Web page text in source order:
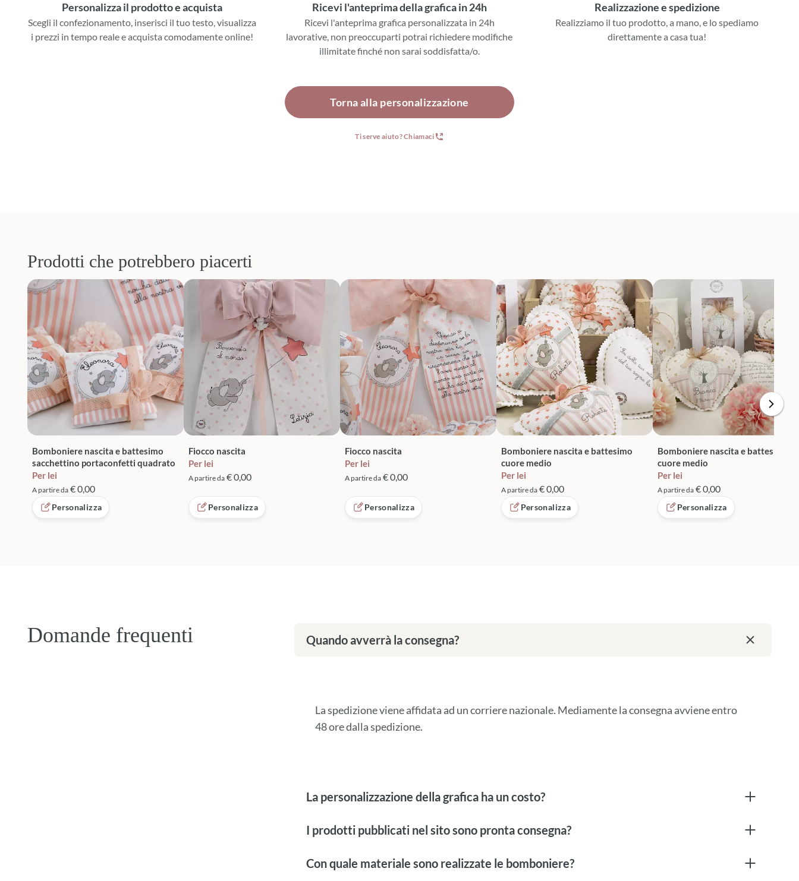
Personalizza il prodotto e acquista
Scegli il confezionamento, inserisci il tuo testo, visualizza
i prezzi in tempo reale e acquista comodamente online!
Ricevi l'anteprima della grafica in 24h
Ricevi l'anteprima grafica personalizzata in 24h
lavorative, non preoccuparti potrai richiedere modifiche
illimitate finché non sarai soddisfatta/o.
Realizzazione e spedizione
Realizziamo il tuo prodotto, a mano, e lo spediamo
direttamente a casa tua!
Torna alla personalizzazione
Ti serve aiuto? Chiamaci
Prodotti che potrebbero piacerti
Bomboniere nascita e battesimo
sacchettino portaconfetti quadrato
Per lei
A partire da € 0,00
Personalizza
Fiocco nascita
Per lei
A partire da€ 0,00
Personalizza
Fiocco nascita
Per lei
A partire da€ 0,00
Personalizza
Bomboniere nascita e battesimo
cuore medio
Per lei
A partire da€ 0,00
Personalizza
Bomboniere nascita e battesimo
cuore medio
Per lei
A partire da€ 0,00
Personalizza
Domande frequenti Quando avverrà la consegna?
La spedizione viene affidata ad un corriere nazionale. Mediamente la consegna avviene entro
48 ore dalla spedizione.
La personalizzazione della grafica ha un costo?
I prodotti pubblicati nel sito sono pronta consegna?
Con quale materiale sono realizzate le bomboniere?